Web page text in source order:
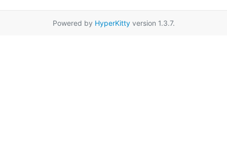
Powered by HyperKittyversion 1.3.7.